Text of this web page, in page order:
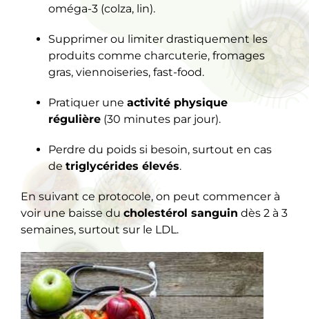
oméga-3 (colza, lin).
Supprimer ou limiter drastiquement les
produits comme charcuterie, fromages
gras, viennoiseries, fast-food.
Pratiquer une activité physique
régulière (30 minutes par jour).
Perdre du poids si besoin, surtout en cas
detriglycérides élevés.
En suivant ce protocole, on peut commencer à
voir une baisse du cholestérol sanguin dès 2 à 3
semaines, surtout sur le LDL.